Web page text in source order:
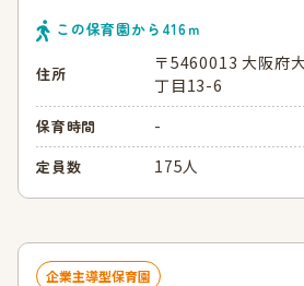
この保育園から 416ｍ
住所
〒5460013 大阪府
丁目13-6
保育時間 -
定員数 175人
企業主導型保育園